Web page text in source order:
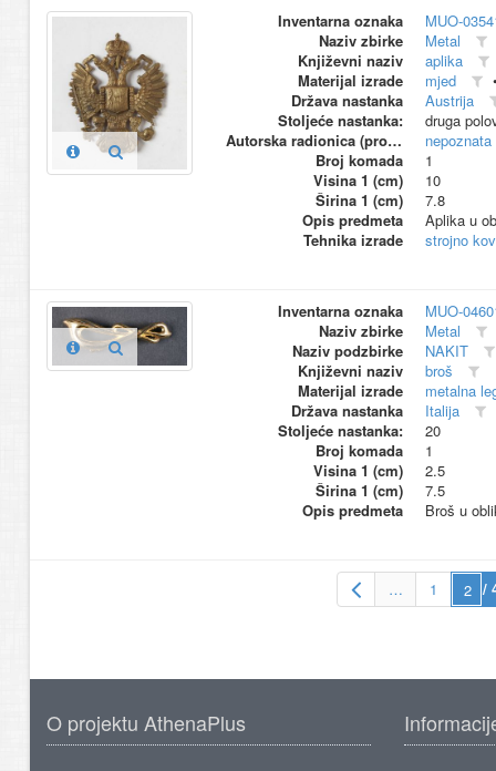
Inventarna oznaka
MUO-
Naziv zbirke
Metal
Književni naziv
aplika
Materijal izrade
mjed
Država nastanka
Austrija
Stoljeće nastanka:
druga
Autorska radionica (proizvođač)
nepoznata
Broj komada
1
Visina 1 (cm)
10
Širina 1 (cm)
7.8
Opis predmeta
Aplika u
Tehnika izrade
strojno
Inventarna oznaka
MUO-
Naziv zbirke
Metal
Naziv podzbirke
NAKIT
Književni naziv
broš
Materijal izrade
metalna
Država nastanka
Italija
Stoljeće nastanka:
20
Broj komada
1
Visina 1 (cm)
2.5
Širina 1 (cm)
7.5
Opis predmeta
Broš u
… 1 /
O projektu AthenaPlus